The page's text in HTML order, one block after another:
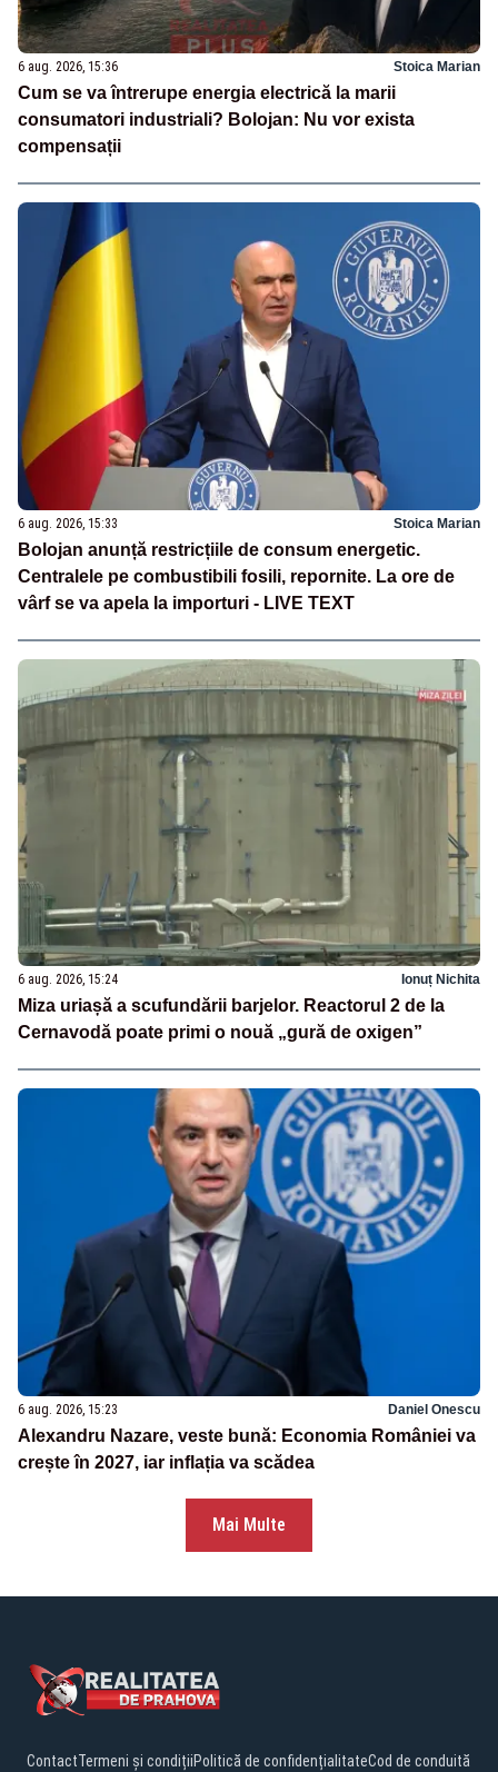
6 aug. 2026, 15:36 Stoica Marian
Cum se va întrerupe energia electrică la marii
consumatori industriali? Bolojan: Nu vor exista
compensații
6 aug. 2026, 15:33 Stoica Marian
Bolojan anunță restricțiile de consum energetic.
Centralele pe combustibili fosili, repornite. La ore de
vârf se va apela la importuri - LIVE TEXT
6 aug. 2026, 15:24 Ionuț Nichita
Miza uriașă a scufundării barjelor. Reactorul 2 de la
Cernavodă poate primi o nouă „gură de oxigen”
6 aug. 2026, 15:23 Daniel Onescu
Alexandru Nazare, veste bună: Economia României va
crește în 2027, iar inflația va scădea
Mai Multe
ContactTermeni și condițiiPolitică de confidențialitateCod de conduită